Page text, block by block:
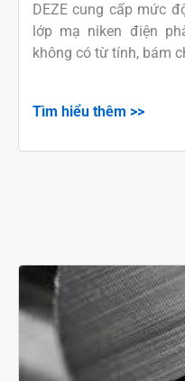
DEZE cung cấp mức
lớp mạ niken điện
không có từ tính, bám
Tìm hiểu thêm >>